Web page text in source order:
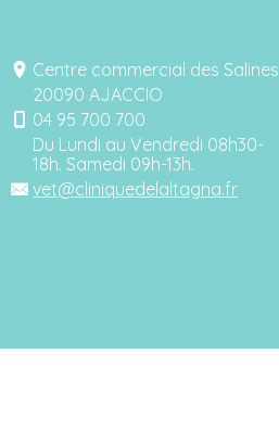
Centre commercial des Salines
20090 AJACCIO
04 95 700 700
Du Lundi au Vendredi 08h30-
18h. Samedi 09h-13h.
vet@cliniquedelaltagna.fr